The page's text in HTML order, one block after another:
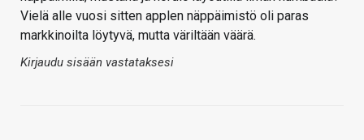
Vielä alle vuosi sitten applen näppäimistö oli paras
markkinoilta löytyvä, mutta väriltään väärä.
Kirjaudu sisään vastataksesi